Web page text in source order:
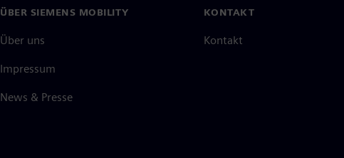
ÜBER SIEMENS MOBILITY
Über uns
Impressum
News & Presse
KONTAKT
Kontakt